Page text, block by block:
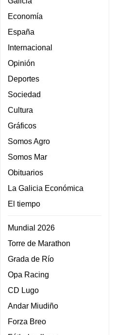
Economía
España
Internacional
Opinión
Deportes
Sociedad
Cultura
Gráficos
Somos Agro
Somos Mar
Obituarios
La Galicia Económica
El tiempo
Mundial 2026
Torre de Marathon
Grada de Río
Opa Racing
CD Lugo
Andar Miudiño
Forza Breo